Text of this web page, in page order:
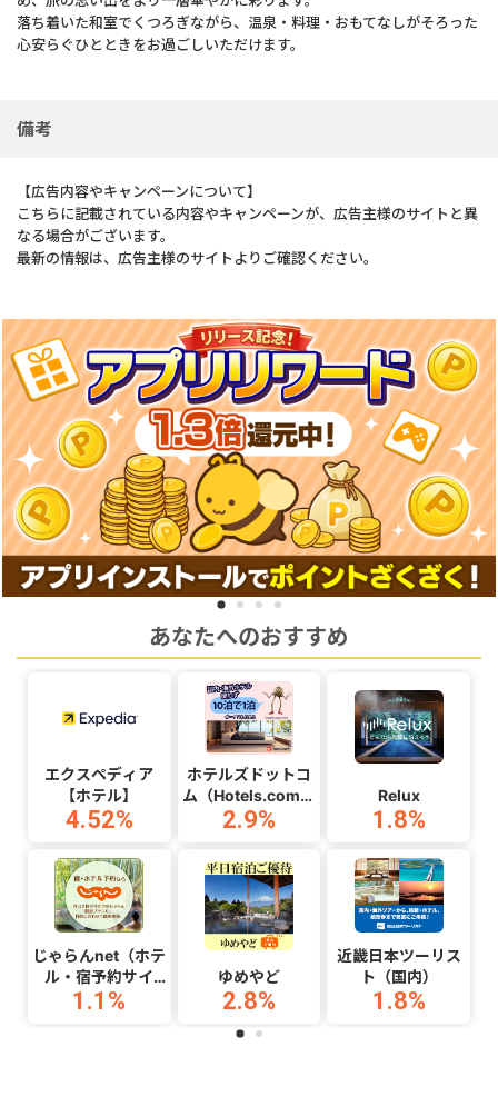
落ち着いた和室でくつろぎながら、温泉・料理・おもてなしがそろった
心安らぐひとときをお過ごしいただけます。
備考
【広告内容やキャンペーンについて】
こちらに記載されている内容やキャンペーンが、広告主様のサイトと異
なる場合がございます。
最新の情報は、広告主様のサイトよりご確認ください。
あなたへのおすすめ
エクスペディア
【ホテル】
4.52%
ホテルズドットコ
ム（Hotels.com）
予約
2.9%
Relux
1.8%
じゃらんnet（ホテ
ル・宿予約サイ
ト）
1.1 %
ゆめやど
2.8%
近畿日本ツーリス
ト（国内）
1.8%